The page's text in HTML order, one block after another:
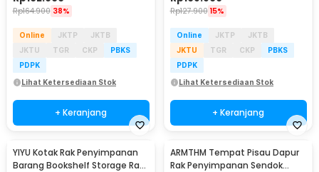
Rp164.900 38%
Online JKTP
JKTB
JKTU
TGR CKP
PBKS
PDPK
Lihat Ketersediaan Stok
+ Keranjang
Rp127.900 15%
Online JKTP
JKTB
JKTU
TGR CKP
PBKS
PDPK
Lihat Ketersediaan Stok
+ Keranjang
YIYU Kotak Rak Penyimpanan
Barang Bookshelf Storage Rack
ARMTHM Tempat Pisau Dapur
Rak Penyimpanan Sendok